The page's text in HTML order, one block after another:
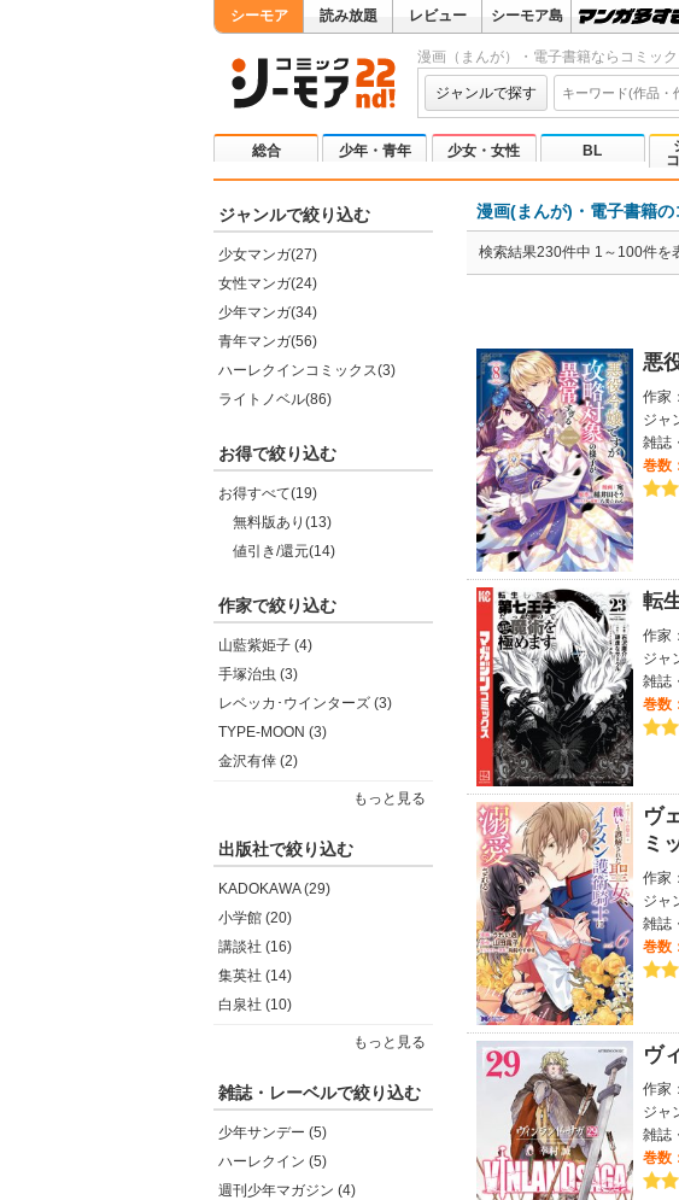
シーモア 読み放題 レビュー シーモア島
漫画（まんが）・電子書籍ならコミック
ジャンルで探す
総合 少年・青年 少女・女性 BL
ジャンルで絞り込む
少女マンガ(27)
女性マンガ(24)
少年マンガ(34)
青年マンガ(56)
ハーレクインコミックス(3)
ライトノベル(86)
お得で絞り込む
お得すべて(19)
無料版あり(13)
値引き/還元(14)
作家で絞り込む
山藍紫姫子 (4)
手塚治虫 (3)
レベッカ･ウインターズ (3)
TYPE-MOON (3)
金沢有倖 (2)
もっと見る
出版社で絞り込む
KADOKAWA (29)
小学館 (20)
講談社 (16)
集英社 (14)
白泉社 (10)
もっと見る
雑誌・レーベルで絞り込む
少年サンデー (5)
ハーレクイン (5)
週刊少年マガジン (4)
漫画(まんが)・電子書籍
検索結果230件中 1～100件を
悪
作家
ジャ
雑誌
巻数
転
作家
ジャ
雑誌
巻数
ヴ
ミ
作家
ジャ
雑誌
巻数
ヴ
作家
ジャ
雑誌
巻数